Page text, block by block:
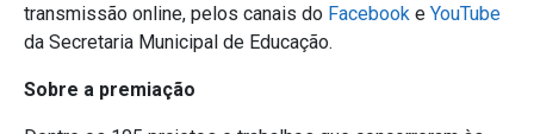
transmissão online, pelos canais do Facebook e YouTube
da Secretaria Municipal de Educação.
Sobre a premiação